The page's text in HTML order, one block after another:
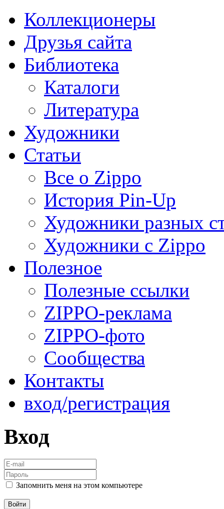
Коллекционеры
Друзья сайта
Библиотека
Каталоги
Литература
Художники
Статьи
Все о Zippo
История Pin-Up
Художники разных
Художники с Zippo
Полезное
Полезные ссылки
ZIPPO-реклама
ZIPPO-фото
Сообщества
Контакты
вход/регистрация
Вход
Запомнить меня на этом компьютере